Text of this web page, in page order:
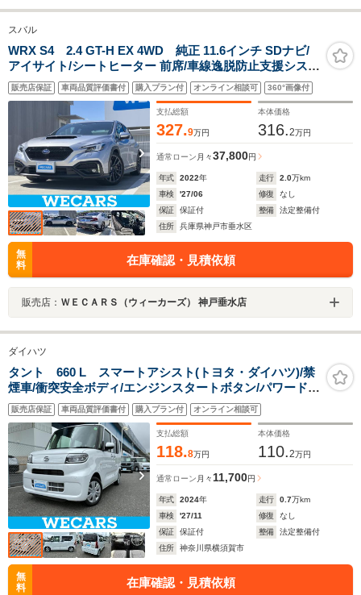
スバル
WRX S4 2.4 GT-H EX 4WD 純正 11.6インチ SDナビ/
アイサイト/シートヒーター 前席/車線逸脱防止支援システ
ム/ヘッドランプ LED/ETC/EBD付ABS/横滑り防止装置/ア
イドリングストップ
販売店保証 車両品質評価書付 購入プラン付 オンライン相談可 360°画像付
支払総額
327.9万円
本体価格
316.2万円
通常ローン 月々37,800円
年式 2022年 走行 2.0万km
車検
'27/06 修復
なし
保証
保証付 整備
法定整備付
住所
兵庫県神戸市垂水区
無
料
在庫確認・見積依頼
販売店： ＷＥＣＡＲＳ（ウィーカーズ） 神戸垂水店
ダイハツ
タント 660 L スマートアシスト(トヨタ・ダイハツ)/禁
煙車/衝突安全ボディ/エンジンスタートボタン/パワードア
ロック/UVカットガラス/デュアルエアバッグ/間欠ワイパ
ー
販売店保証 車両品質評価書付 購入プラン付 オンライン相談可
支払総額
118.8万円
本体価格
110.2万円
通常ローン 月々11,700円
年式 2024年 走行 0.7万km
車検
'27/11 修復
なし
保証
保証付 整備
法定整備付
住所
神奈川県横須賀市
無
料
在庫確認・見積依頼